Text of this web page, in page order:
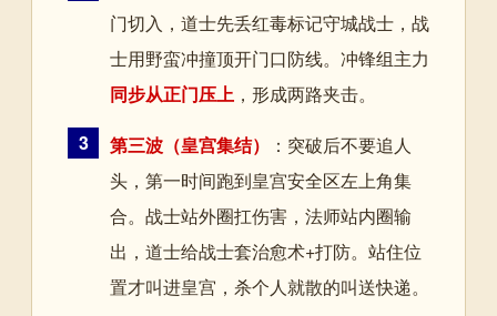
门切入，道士先丢红毒标记守城战士，战
士用野蛮冲撞顶开门口防线。冲锋组主力
同步从正门压上 ，形成两路夹击。
3
第三波（皇宫集结）
：突破后不要追人
头，第一时间跑到皇宫安全区左上角集
合。战士站外圈扛伤害，法师站内圈输
出，道士给战士套治愈术+打防。站住位
置才叫进皇宫，杀个人就散的叫送快递。